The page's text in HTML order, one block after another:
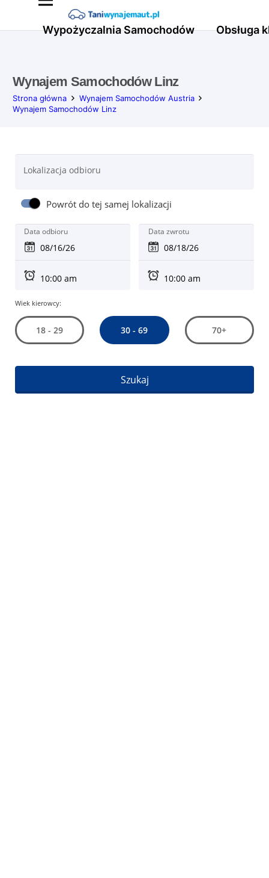
Wypożyczalnia Samochodów Obsługa
Wynajem Samochodów Linz
Strona główna
Wynajem Samochodów Austria
Wynajem Samochodów Linz
Lokalizacja odbioru
Powrót do tej samej lokalizacji
Data odbioru Data zwrotu
Wiek kierowcy:
18 - 29 30 - 69 70+
Szukaj